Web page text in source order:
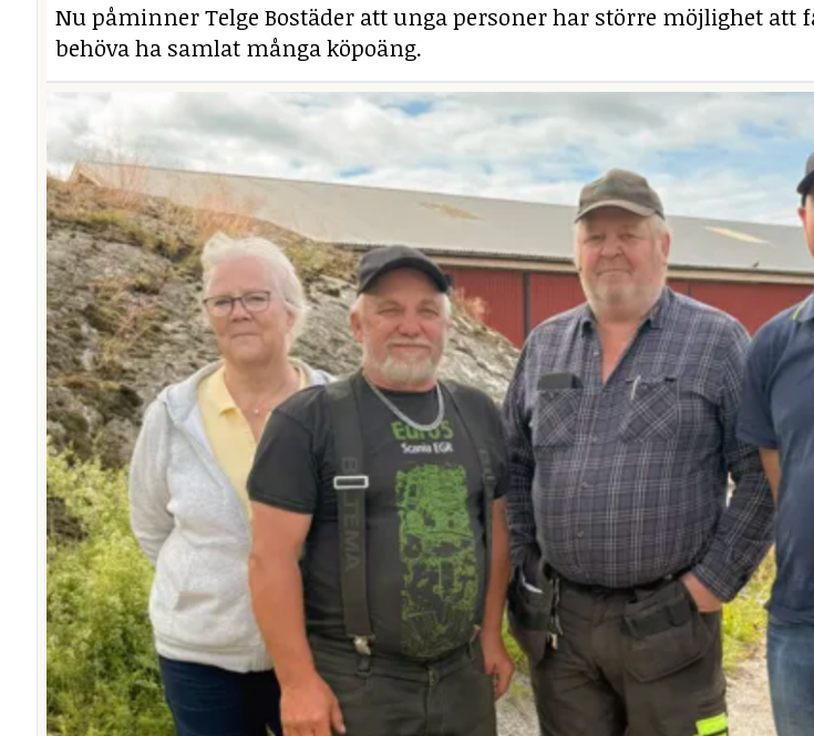
Nu påminner Telge Bostäder att unga personer har större möjlighet att
behöva ha samlat många köpoäng.